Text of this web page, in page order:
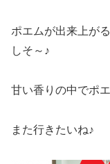
ポエムが出来上が
しそ～♪
甘い香りの中でポ
また行きたいね♪